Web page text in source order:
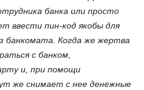
банка или просто
ввести пин-код якобы для
банкомата. Когда же жертва
с банком,
и, при помощи
же снимает с нее денежные